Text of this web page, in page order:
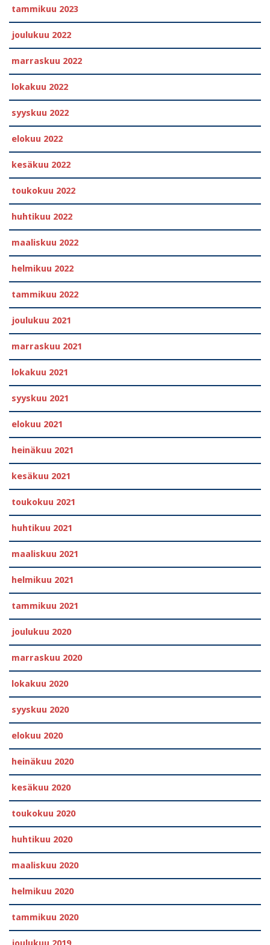
tammikuu 2023
joulukuu 2022
marraskuu 2022
lokakuu 2022
syyskuu 2022
elokuu 2022
kesäkuu 2022
toukokuu 2022
huhtikuu 2022
maaliskuu 2022
helmikuu 2022
tammikuu 2022
joulukuu 2021
marraskuu 2021
lokakuu 2021
syyskuu 2021
elokuu 2021
heinäkuu 2021
kesäkuu 2021
toukokuu 2021
huhtikuu 2021
maaliskuu 2021
helmikuu 2021
tammikuu 2021
joulukuu 2020
marraskuu 2020
lokakuu 2020
syyskuu 2020
elokuu 2020
heinäkuu 2020
kesäkuu 2020
toukokuu 2020
huhtikuu 2020
maaliskuu 2020
helmikuu 2020
tammikuu 2020